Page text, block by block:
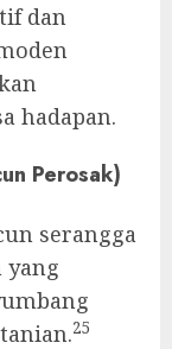
dan
hadapan.
Perosak)
serangga
yang
25